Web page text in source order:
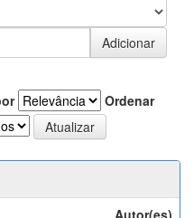
Ordenar
Autor(es)